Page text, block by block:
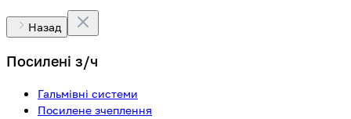
Назад
Посилені з/ч
Гальмівні системи
Посилене зчеплення